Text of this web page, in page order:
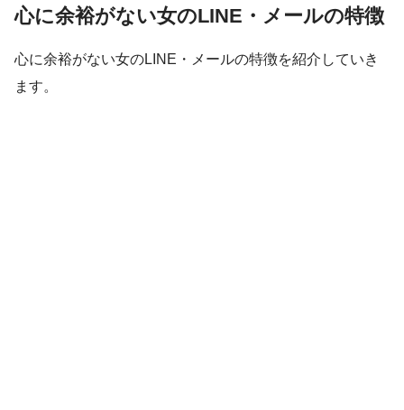
心に余裕がない女のLINE・メールの特徴
心に余裕がない女のLINE・メールの特徴を紹介していき
ます。